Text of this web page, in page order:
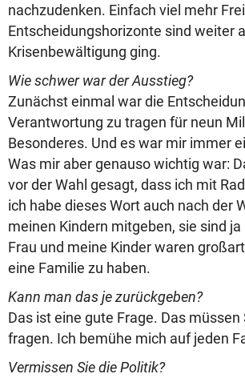
nachzudenken. Einfach viel mehr
Entscheidungshorizonte sind weiter
Krisenbewältigung ging.
Wie schwer war der Ausstieg?
Zunächst einmal war die
Verantwortung zu tragen für neun
Besonderes. Und es war mir immer
Was mir aber genauso wichtig war:
vor der Wahl gesagt, dass ich mit
ich habe dieses Wort auch nach der
meinen Kindern mitgeben, sie sind
Frau und meine Kinder waren
eine Familie zu haben.
Kann man das je zurückgeben?
Das ist eine gute Frage. Das
fragen. Ich bemühe mich auf jeden
Vermissen Sie die Politik?